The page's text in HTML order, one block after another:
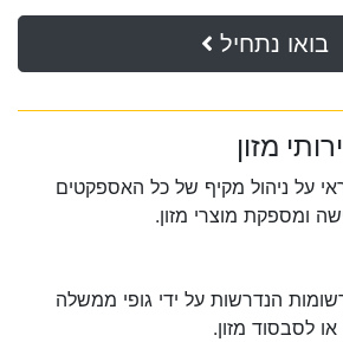
בואו נתחיל
מזון
על ניהול מקיף של כל האספקטים
ומספקת מוצרי מזון.
הנדרשות על ידי גופי ממשלה
לסבסוד מזון.